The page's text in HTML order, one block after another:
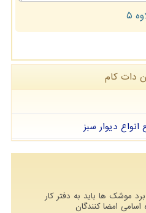
دات كام
دیوار سبز
برد موشک ها باید به دفتر کار
اسامی امضا کنندگان